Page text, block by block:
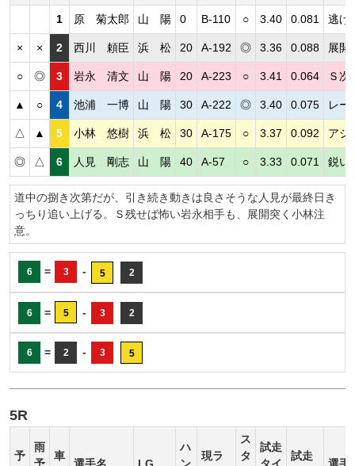
1 原 菊太郎 山 陽 0 B-110 ○ 3.40 0.081 逃げ
× × 2 西川 頼臣 浜 松 20 A-192 ◎ 3.36 0.088 展開
○ ◎ 3 岩永 清文 山 陽 20 A-223 ○ 3.41 0.064 Ｓ次
▲ ○ 4 池浦 一博 山 陽 30 A-222 ◎ 3.40 0.075 レー
△ ▲ 5 小林 悠樹 浜 松 30 A-175 ○ 3.37 0.092 アシ
◎ △ 6 人見 剛志 山 陽 40 A-57 ○ 3.33 0.071 鋭い
道中の捌き次第だが、引き続き動きは良さそうな人見が最終日き
っちり追い上げる。Ｓ残せば怖い岩永相手も、展開突く小林注
意。
6 = 3 - 5 2
6 = 5 - 3 2
6 = 2 - 3 5
5R
予
雨
車
ハ
現ラ
ス
タ
試走
試走